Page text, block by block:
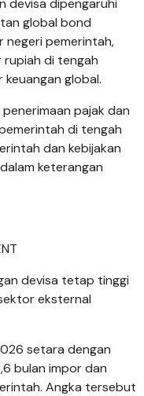
devisa dipengaruhi
global bond
negeri pemerintah,
rupiah di tengah
global.
pajak dan
di tengah
dan kebijakan
keterangan
devisa tetap tinggi
eksternal
setara dengan
bulan impor dan
Angka tersebut